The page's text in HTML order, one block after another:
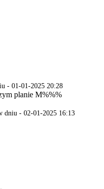
- 01-01-2025 20:28
planie M%%%
dniu - 02-01-2025 16:13